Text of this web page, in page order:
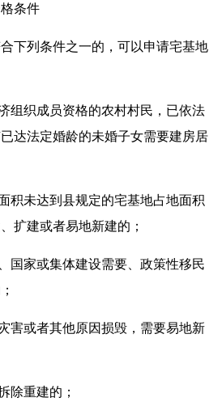
条件
列条件之一的，可以申请宅基地
织成员资格的农村村民，已依法
达法定婚龄的未婚子女需要建房居
未达到县规定的宅基地占地面积
扩建或者易地新建的；
家或集体建设需要、政策性移民
或者其他原因损毁，需要易地新
重建的；